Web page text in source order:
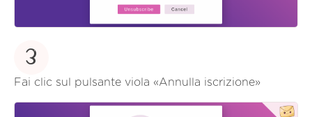
3
Fai clic sul pulsante viola «Annulla iscrizione»